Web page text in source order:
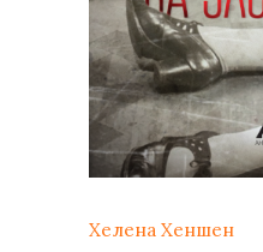
Хелена Хеншен